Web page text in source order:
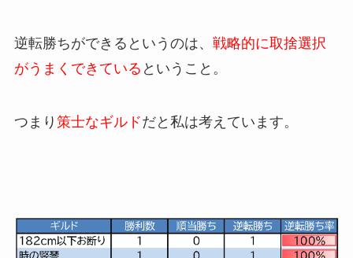
逆転勝ちができるというのは、 戦略的に取捨選択
がうまくできている ということ。
つまり 策士なギルドだと私は考えています。